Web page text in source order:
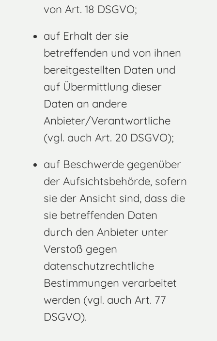
von Art. 18 DSGVO;
auf Erhalt der sie
betreffenden und von ihnen
bereitgestellten Daten und
auf Übermittlung dieser
Daten an andere
Anbieter/Verantwortliche
(vgl. auch Art. 20 DSGVO);
auf Beschwerde gegenüber
der Aufsichtsbehörde, sofern
sie der Ansicht sind, dass die
sie betreffenden Daten
durch den Anbieter unter
Verstoß gegen
datenschutzrechtliche
Bestimmungen verarbeitet
werden (vgl. auch Art. 77
DSGVO).